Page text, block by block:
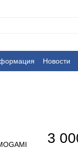
Новости
3